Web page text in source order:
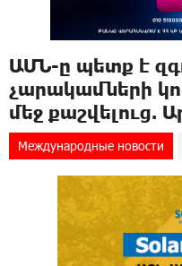
ԱՄՆ-ը պետք է
չարակամների
մեջ քաշվելուց.
Международные новости